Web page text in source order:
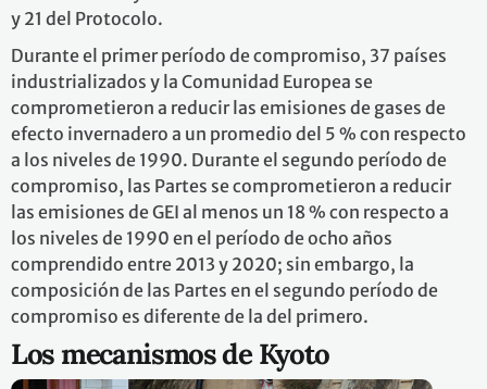
y 21 del Protocolo.
Durante el primer período de compromiso, 37 países
industrializados y la Comunidad Europea se
comprometieron a reducir las emisiones de gases de
efecto invernadero a un promedio del 5 % con respecto
a los niveles de 1990. Durante el segundo período de
compromiso, las Partes se comprometieron a reducir
las emisiones de GEI al menos un 18 % con respecto a
los niveles de 1990 en el período de ocho años
comprendido entre 2013 y 2020; sin embargo, la
composición de las Partes en el segundo período de
compromiso es diferente de la del primero.
Los mecanismos de Kyoto